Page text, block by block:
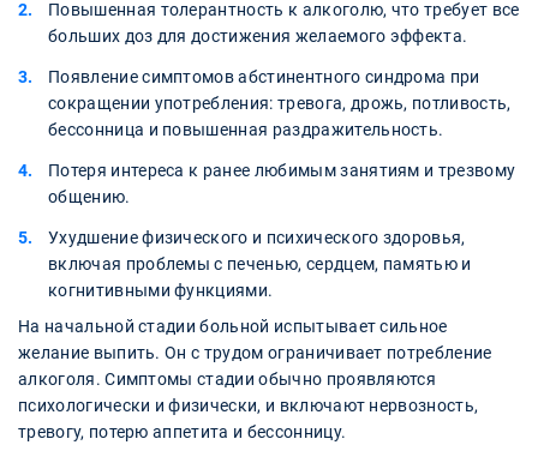
Повышенная толерантность к алкоголю, что требует все
больших доз для достижения желаемого эффекта.
Появление симптомов абстинентного синдрома при
сокращении употребления: тревога, дрожь, потливость,
бессонница и повышенная раздражительность.
Потеря интереса к ранее любимым занятиям и трезвому
общению.
Ухудшение физического и психического здоровья,
включая проблемы с печенью, сердцем, памятью и
когнитивными функциями.
На начальной стадии больной испытывает сильное
желание выпить. Он с трудом ограничивает потребление
алкоголя. Симптомы стадии обычно проявляются
психологически и физически, и включают нервозность,
тревогу, потерю аппетита и бессонницу.